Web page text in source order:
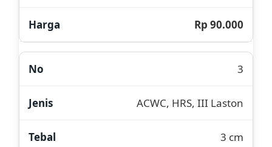
Rp 90.000
3
ACWC, HRS, III Laston
3 cm